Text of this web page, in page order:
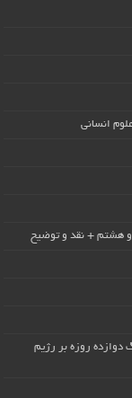
انسانی
و هشتم + نقد و توضیح
دوازده روزه بر رژیم